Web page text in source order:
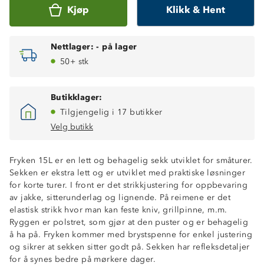
Kjøp Klikk & Hent
Nettlager: - på lager
50+ stk
Butikklager:
Tilgjengelig i 17 butikker
Velg butikk
Fryken 15L er en lett og behagelig sekk utviklet for småturer.
Sekken er ekstra lett og er utviklet med praktiske løsninger
for korte turer. I front er det strikkjustering for oppbevaring
av jakke, sitterunderlag og lignende. På reimene er det
elastisk strikk hvor man kan feste kniv, grillpinne, m.m.
Ryggen er polstret, som gjør at den puster og er behagelig
å ha på. Fryken kommer med brystspenne for enkel justering
og sikrer at sekken sitter godt på. Sekken har refleksdetaljer
for å synes bedre på mørkere dager.
Volum: 15 L
Vekt: 305 g
Mål: 42,5 cm høy
Vektkapasitet: 7-8 kg
Hovedrom med åpen lomme i ryggen
Topplomme med glidelås
Strikkfester i front
Meshlomme på siden
Knagghempe